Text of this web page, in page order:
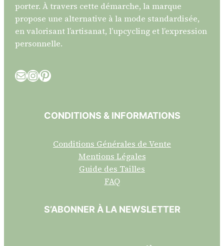
porter. À travers cette démarche, la marque
propose une alternative à la mode standardisée,
en valorisant l’artisanat, l’upcycling et l’expression
personnelle.
E-mail InstagramPinterest
CONDITIONS & INFORMATIONS
Conditions Générales de Vente
Mentions Légales
Guide des Tailles
FAQ
S’ABONNER À LA NEWSLETTER